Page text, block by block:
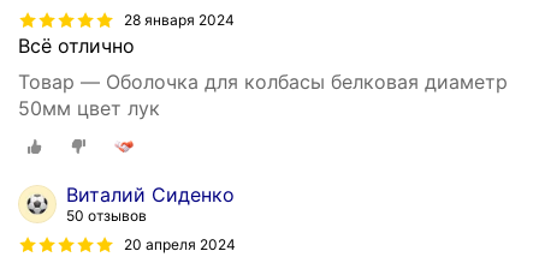
28 января 2024
Всё отлично
Товар — Оболочка для колбасы белковая диаметр
50мм цвет лук
Виталий Сиденко
50 отзывов
20 апреля 2024